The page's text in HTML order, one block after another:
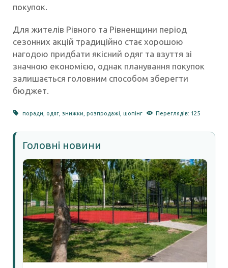
покупок.
Для жителів Рівного та Рівненщини період
сезонних акцій традиційно стає хорошою
нагодою придбати якісний одяг та взуття зі
значною економією, однак планування покупок
залишається головним способом зберегти
бюджет.
поради одяг ,знижки ,розпродажі ,шопінг Переглядів: 125
Головні новини